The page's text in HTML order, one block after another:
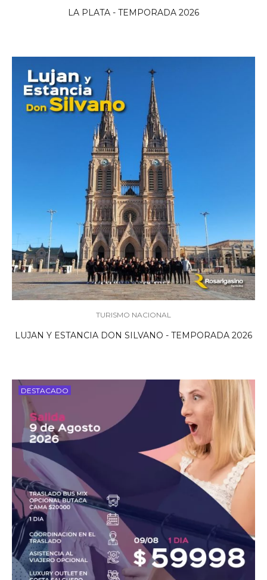
LA PLATA - TEMPORADA 2026
TURISMO NACIONAL
LUJAN Y ESTANCIA DON SILVANO - TEMPORADA 2026
DESTACADO